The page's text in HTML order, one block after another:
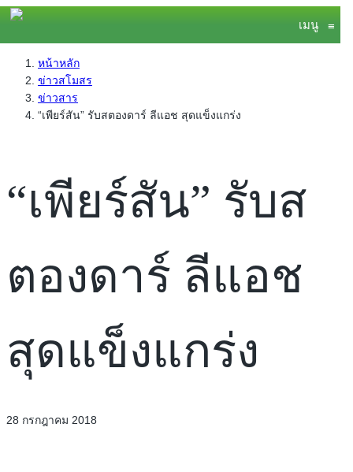
เมนู ≡
หน้าหลัก
ข่าวสโมสร
ข่าวสาร
“เพียร์สัน” รับสตองดาร์ ลีแอช สุดแข็งแกร่ง
“เพียร์สัน” รับส
ตองดาร์ ลีแอช
สุดแข็งแกร่ง
28 กรกฎาคม 2018